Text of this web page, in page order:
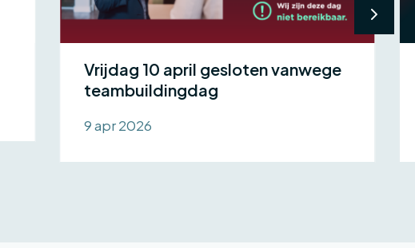
Vrijdag 10 april gesloten vanwege
teambuildingdag
9 apr 2026